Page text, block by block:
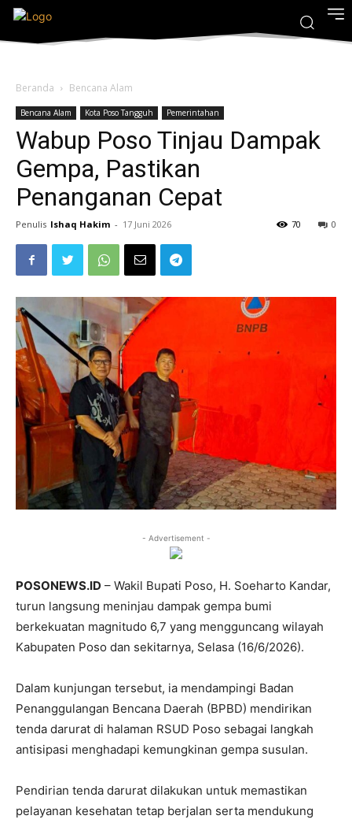
Beranda Bencana Alam
Bencana Alam Kota Poso Tangguh Pemerintahan
Wabup Poso Tinjau Dampak
Gempa, Pastikan
Penanganan Cepat
Penulis Ishaq Hakim - 17 Juni 2026 0
70
- Advertisement -
POSONEWS.ID – Wakil Bupati Poso, H. Soeharto Kandar,
turun langsung meninjau dampak gempa bumi
berkekuatan magnitudo 6,7 yang mengguncang wilayah
Kabupaten Poso dan sekitarnya, Selasa (16/6/2026).
Dalam kunjungan tersebut, ia mendampingi Badan
Penanggulangan Bencana Daerah (BPBD) mendirikan
tenda darurat di halaman RSUD Poso sebagai langkah
antisipasi menghadapi kemungkinan gempa susulan.
Pendirian tenda darurat dilakukan untuk memastikan
pelayanan kesehatan tetap berjalan serta mendukung